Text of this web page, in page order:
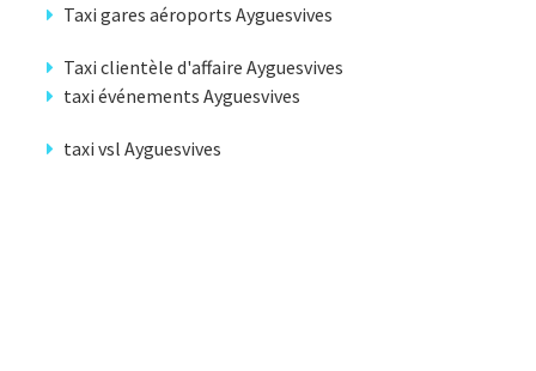
Taxi gares aéroports Ayguesvives
Taxi clientèle d'affaire Ayguesvives
taxi événements Ayguesvives
taxi vsl Ayguesvives